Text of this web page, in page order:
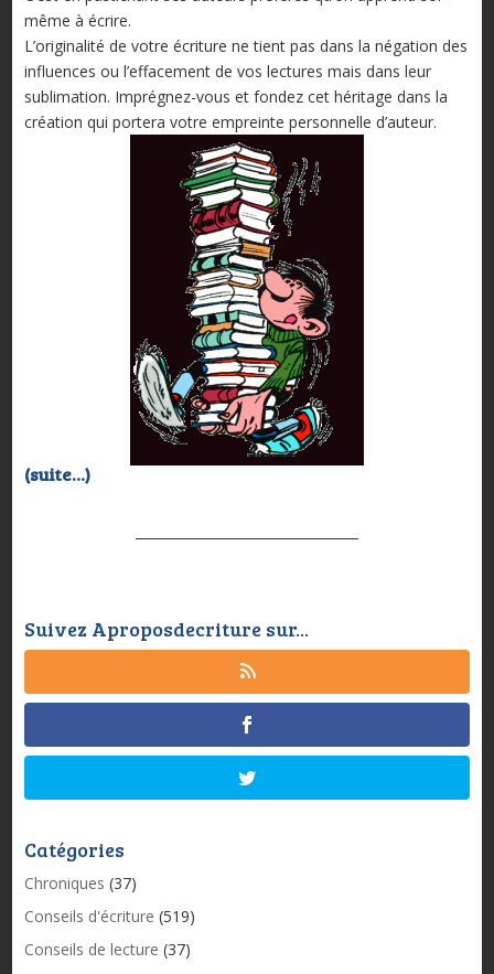
même à écrire.
L’originalité de votre écriture ne tient pas dans la négation des
influences ou l’effacement de vos lectures mais dans leur
sublimation. Imprégnez-vous et fondez cet héritage dans la
création qui portera votre empreinte personnelle d’auteur.
(suite…)
Suivez Aproposdecriture sur...
Catégories
Chroniques (37)
Conseils d'écriture (519)
Conseils de lecture (37)